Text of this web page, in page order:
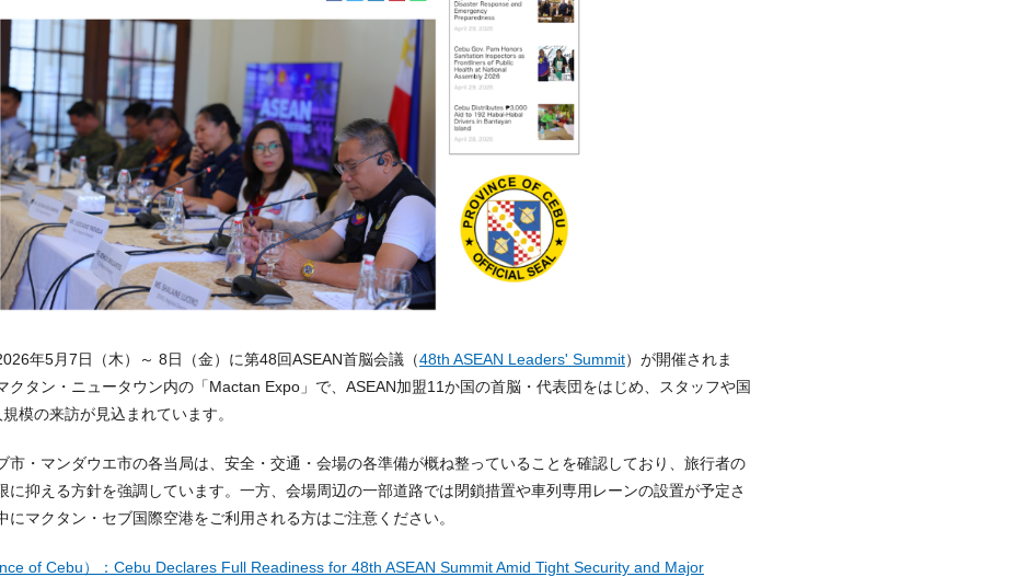
年5月7日（木）～ 8日（金）に第48回ASEAN首脳会議（48th ASEAN Leaders' Summit）が開催されま
クタン・ニュータウン内の「Mactan Expo」で、ASEAN加盟11か国の首脳・代表団をはじめ、スタッフや国
模の来訪が見込まれています。
市・マンダウエ市の各当局は、安全・交通・会場の各準備が概ね整っていることを確認しており、旅行者の
に抑える方針を強調しています。一方、会場周辺の一部道路では閉鎖措置や車列専用レーンの設置が予定さ
にマクタン・セブ国際空港をご利用される方はご注意ください。
of Cebu）：Cebu Declares Full Readiness for 48th ASEAN Summit Amid Tight Security and Major